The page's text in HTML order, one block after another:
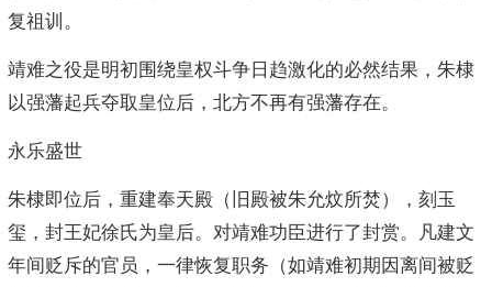
复祖训。
靖难之役是明初围绕皇权斗争日趋激化的必然结果，朱棣
以强藩起兵夺取皇位后，北方不再有强藩存在。
永乐盛世
朱棣即位后，重建奉天殿（旧殿被朱允炆所焚），刻玉
玺，封王妃徐氏为皇后。对靖难功臣进行了封赏。凡建文
年间贬斥的官员，一律恢复职务（如靖难初期因离间被贬